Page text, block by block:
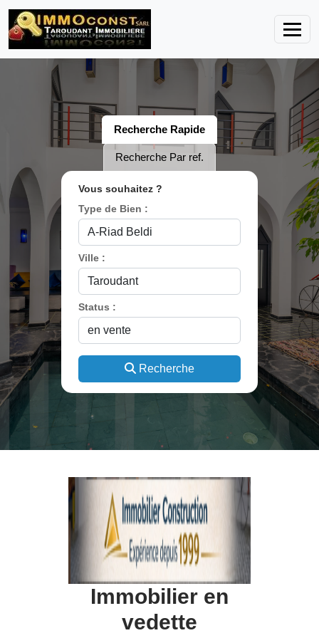
Recherche Rapide
Recherche Par ref.
Vous souhaitez ?
Type de Bien :
Ville :
Status :
Recherche
Immobilier en
vedette